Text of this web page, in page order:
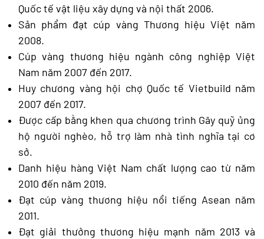
Quốc tế vật liệu xây dựng và nội thất 2006.
Sản phẩm đạt cúp vàng Thương hiệu Việt năm
2008.
Cúp vàng thương hiệu ngành công nghiệp Việt
Nam năm 2007 đến 2017.
Huy chương vàng hội chợ Quốc tế Vietbuild năm
2007 đến 2017.
Được cấp bằng khen qua chương trình Gây quỹ ủng
hộ người nghèo, hỗ trợ làm nhà tình nghĩa tại cơ
sở.
Danh hiệu hàng Việt Nam chất lượng cao từ năm
2010 đến năm 2019.
Đạt cúp vàng thương hiệu nổi tiếng Asean năm
2011.
Đạt giải thưởng thương hiệu mạnh năm 2013 và